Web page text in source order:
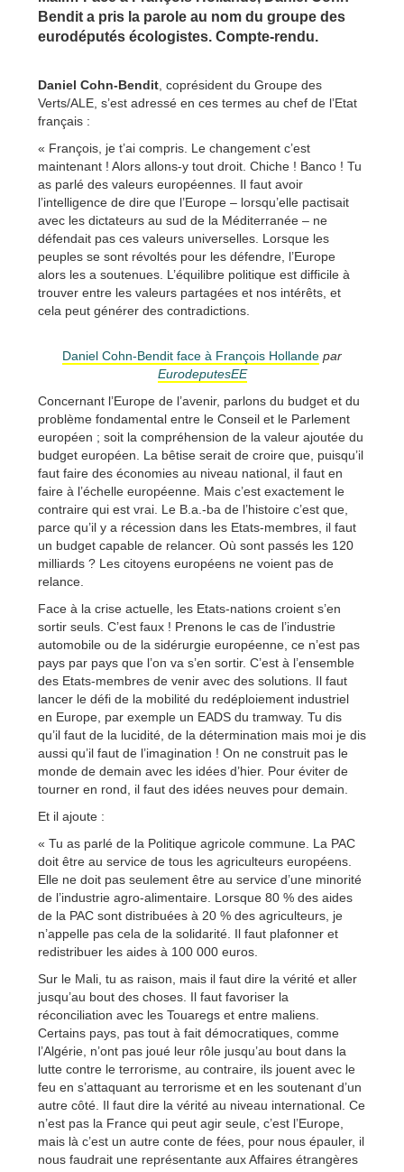
Bendit a pris la parole au nom du groupe des
eurodéputés écologistes. Compte-rendu.
Daniel Cohn-Bendit , coprésident du Groupe des
Verts/ALE, s’est adressé en ces termes au chef de l’Etat
français :
« François, je t’ai compris. Le changement c’est
maintenant ! Alors allons-y tout droit. Chiche ! Banco ! Tu
as parlé des valeurs européennes. Il faut avoir
l’intelligence de dire que l’Europe – lorsqu’elle pactisait
avec les dictateurs au sud de la Méditerranée – ne
défendait pas ces valeurs universelles. Lorsque les
peuples se sont révoltés pour les défendre, l’Europe
alors les a soutenues. L’équilibre politique est difficile à
trouver entre les valeurs partagées et nos intérêts, et
cela peut générer des contradictions.
Daniel Cohn-Bendit face à François Hollande par
EurodeputesEE
Concernant l’Europe de l’avenir, parlons du budget et du
problème fondamental entre le Conseil et le Parlement
européen ; soit la compréhension de la valeur ajoutée du
budget européen. La bêtise serait de croire que, puisqu’il
faut faire des économies au niveau national, il faut en
faire à l’échelle européenne. Mais c’est exactement le
contraire qui est vrai. Le B.a.-ba de l’histoire c’est que,
parce qu’il y a récession dans les Etats-membres, il faut
un budget capable de relancer. Où sont passés les 120
milliards ? Les citoyens européens ne voient pas de
relance.
Face à la crise actuelle, les Etats-nations croient s’en
sortir seuls. C’est faux ! Prenons le cas de l’industrie
automobile ou de la sidérurgie européenne, ce n’est pas
pays par pays que l’on va s’en sortir. C’est à l’ensemble
des Etats-membres de venir avec des solutions. Il faut
lancer le défi de la mobilité du redéploiement industriel
en Europe, par exemple un EADS du tramway. Tu dis
qu’il faut de la lucidité, de la détermination mais moi je dis
aussi qu’il faut de l’imagination ! On ne construit pas le
monde de demain avec les idées d’hier. Pour éviter de
tourner en rond, il faut des idées neuves pour demain.
Et il ajoute :
« Tu as parlé de la Politique agricole commune. La PAC
doit être au service de tous les agriculteurs européens.
Elle ne doit pas seulement être au service d’une minorité
de l’industrie agro-alimentaire. Lorsque 80 % des aides
de la PAC sont distribuées à 20 % des agriculteurs, je
n’appelle pas cela de la solidarité. Il faut plafonner et
redistribuer les aides à 100 000 euros.
Sur le Mali, tu as raison, mais il faut dire la vérité et aller
jusqu’au bout des choses. Il faut favoriser la
réconciliation avec les Touaregs et entre maliens.
Certains pays, pas tout à fait démocratiques, comme
l’Algérie, n’ont pas joué leur rôle jusqu’au bout dans la
lutte contre le terrorisme, au contraire, ils jouent avec le
feu en s’attaquant au terrorisme et en les soutenant d’un
autre côté. Il faut dire la vérité au niveau international. Ce
n’est pas la France qui peut agir seule, c’est l’Europe,
mais là c’est un autre conte de fées, pour nous épauler, il
nous faudrait une représentante aux Affaires étrangères